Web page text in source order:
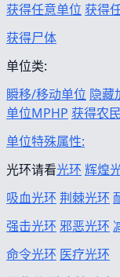
获得任意单位 获得
获得尸体
单位类:
瞬移/移动单位 隐藏
单位MPHP 获得农民
单位特殊属性:
光环请看光环 辉煌
吸血光环 荆棘光环
强击光环 邪恶光环
命令光环 医疗光环